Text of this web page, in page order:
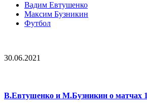
Вадим Евтушенко
Максим Бузникин
Футбол
30.06.2021
В.Евтушенко и М.Бузникин о матчах